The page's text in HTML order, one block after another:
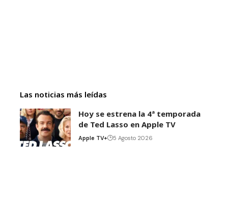
Las noticias más leídas
Hoy se estrena la 4ª temporada
de Ted Lasso en Apple TV
Apple TV+ 5 Agosto 2026